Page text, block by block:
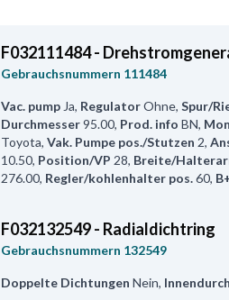
F032111484 -
Gebrauchsnummern 111484
Vac. pump Ja, RegulatorOhne, Spur/
Durchmesser95.00, Prod. info BN,
Toyota, Vak. Pumpe pos./Stutzen 2,
10.50, Position/VP 28, Breite/
276.00, Regler/kohlenhalter pos.60,
F032132549 - Radialdichtring
Gebrauchsnummern 132549
Doppelte Dichtungen Nein,